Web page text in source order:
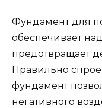
Фундамент для
обеспечивает
предотвращает
Правильно
фундамент
негативного